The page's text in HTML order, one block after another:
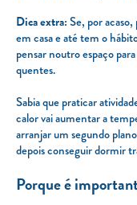
Dica extra:Se, por
em casa e até tem o
pensar noutro espaço
quentes.
Sabia que praticar
calor vai aumentar a
arranjar um segundo
depois conseguir dormir
Porque é